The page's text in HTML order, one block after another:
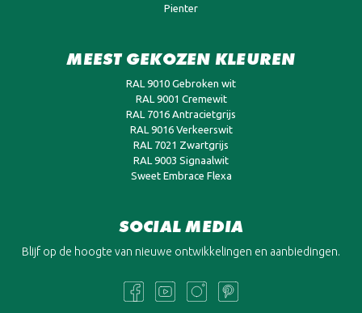
Pienter
MEEST GEKOZEN KLEUREN
RAL 9010 Gebroken wit
RAL 9001 Cremewit
RAL 7016 Antracietgrijs
RAL 9016 Verkeerswit
RAL 7021 Zwartgrijs
RAL 9003 Signaalwit
Sweet Embrace Flexa
SOCIAL MEDIA
Blijf op de hoogte van nieuwe ontwikkelingen en aanbiedingen.